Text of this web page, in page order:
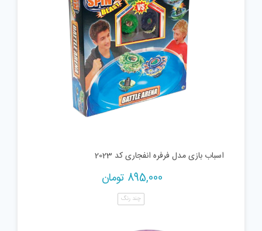
اسباب بازی مدل فرفره انفجاری کد 2023
895,000 تومان
چند رنگ